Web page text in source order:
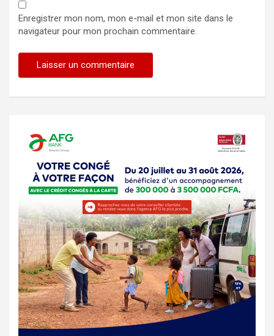
Enregistrer mon nom, mon e-mail et mon site dans le
navigateur pour mon prochain commentaire.